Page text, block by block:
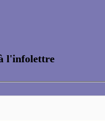
l'infolettre